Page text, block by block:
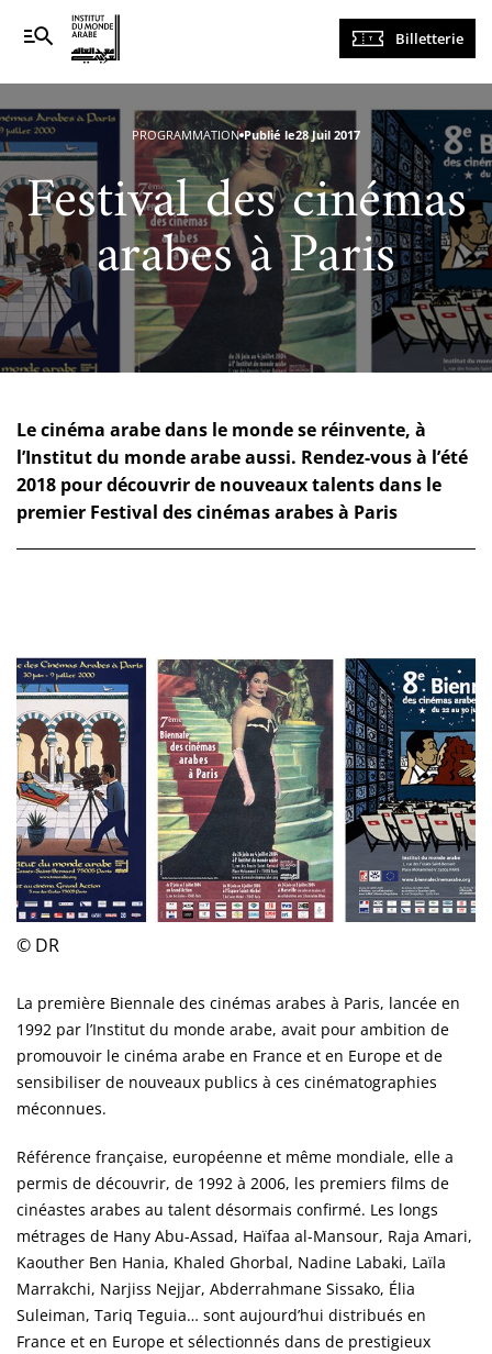
Navigation
principale
Billetterie
PROGRAMMATION Publié le28 Juil 2017
Festival des cinémas
arabes à Paris
Le cinéma arabe dans le monde se réinvente, à
l’Institut du monde arabe aussi. Rendez-vous à l’été
2018 pour découvrir de nouveaux talents dans le
premier Festival des cinémas arabes à Paris
© DR
La première Biennale des cinémas arabes à Paris, lancée en
1992 par l’Institut du monde arabe, avait pour ambition de
promouvoir le cinéma arabe en France et en Europe et de
sensibiliser de nouveaux publics à ces cinématographies
méconnues.
Référence française, européenne et même mondiale, elle a
permis de découvrir, de 1992 à 2006, les premiers films de
cinéastes arabes au talent désormais confirmé. Les longs
métrages de Hany Abu-Assad, Haïfaa al-Mansour, Raja Amari,
Kaouther Ben Hania, Khaled Ghorbal, Nadine Labaki, Laïla
Marrakchi, Narjiss Nejjar, Abderrahmane Sissako, Élia
Suleiman, Tariq Teguia… sont aujourd’hui distribués en
France et en Europe et sélectionnés dans de prestigieux